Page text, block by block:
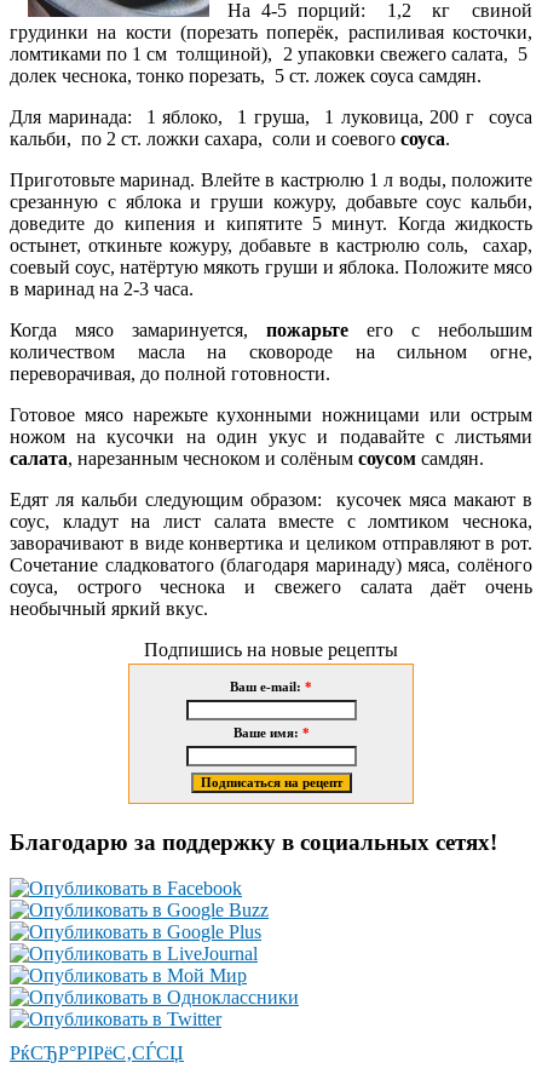
На 4-5 порций: 1,2 кг свиной
грудинки на кости (порезать поперёк, распиливая косточки,
ломтиками по 1 см толщиной), 2 упаковки свежего салата, 5
долек чеснока, тонко порезать, 5 ст. ложек соуса самдян.
Для маринада: 1 яблоко, 1 груша,
1 луковица, 200 г соуса
кальби, по 2 ст. ложки сахара, соли и соевого соуса.
Приготовьте маринад. Влейте в кастрюлю 1 л воды, положите
срезанную с яблока и груши кожуру, добавьте соус кальби,
доведите до кипения и кипятите 5 минут. Когда жидкость
остынет, откиньте кожуру, добавьте в кастрюлю соль, сахар,
соевый соус, натёртую мякоть груши и яблока. Положите мясо
в маринад на 2-3 часа.
Когда мясо замаринуется, пожарьте его с небольшим
количеством масла на сковороде на сильном огне,
переворачивая, до полной готовности.
Готовое мясо нарежьте кухонными ножницами или острым
ножом на кусочки на один укус и подавайте с листьями
салата, нарезанным чесноком и солёным соусом самдян.
Едят ля кальби следующим образом: кусочек мяса макают в
соус, кладут на лист салата вместе с ломтиком чеснока,
заворачивают в виде конвертика и целиком отправляют в рот.
Сочетание сладковатого (благодаря маринаду) мяса, солёного
соуса, острого чеснока и свежего салата даёт очень
необычный яркий вкус.
Подпишись на новые рецепты
Ваш e-mail: *
Ваше имя: *
Благодарю за поддержку в социальных сетях!
РќСЂР°РІРёС‚СЃСЏ